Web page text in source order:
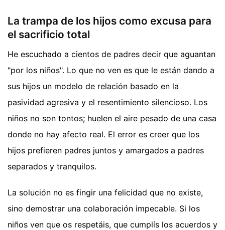
La trampa de los hijos como excusa para
el sacrificio total
He escuchado a cientos de padres decir que aguantan
"por los niños". Lo que no ven es que le están dando a
sus hijos un modelo de relación basado en la
pasividad agresiva y el resentimiento silencioso. Los
niños no son tontos; huelen el aire pesado de una casa
donde no hay afecto real. El error es creer que los
hijos prefieren padres juntos y amargados a padres
separados y tranquilos.
La solución no es fingir una felicidad que no existe,
sino demostrar una colaboración impecable. Si los
niños ven que os respetáis, que cumplís los acuerdos y